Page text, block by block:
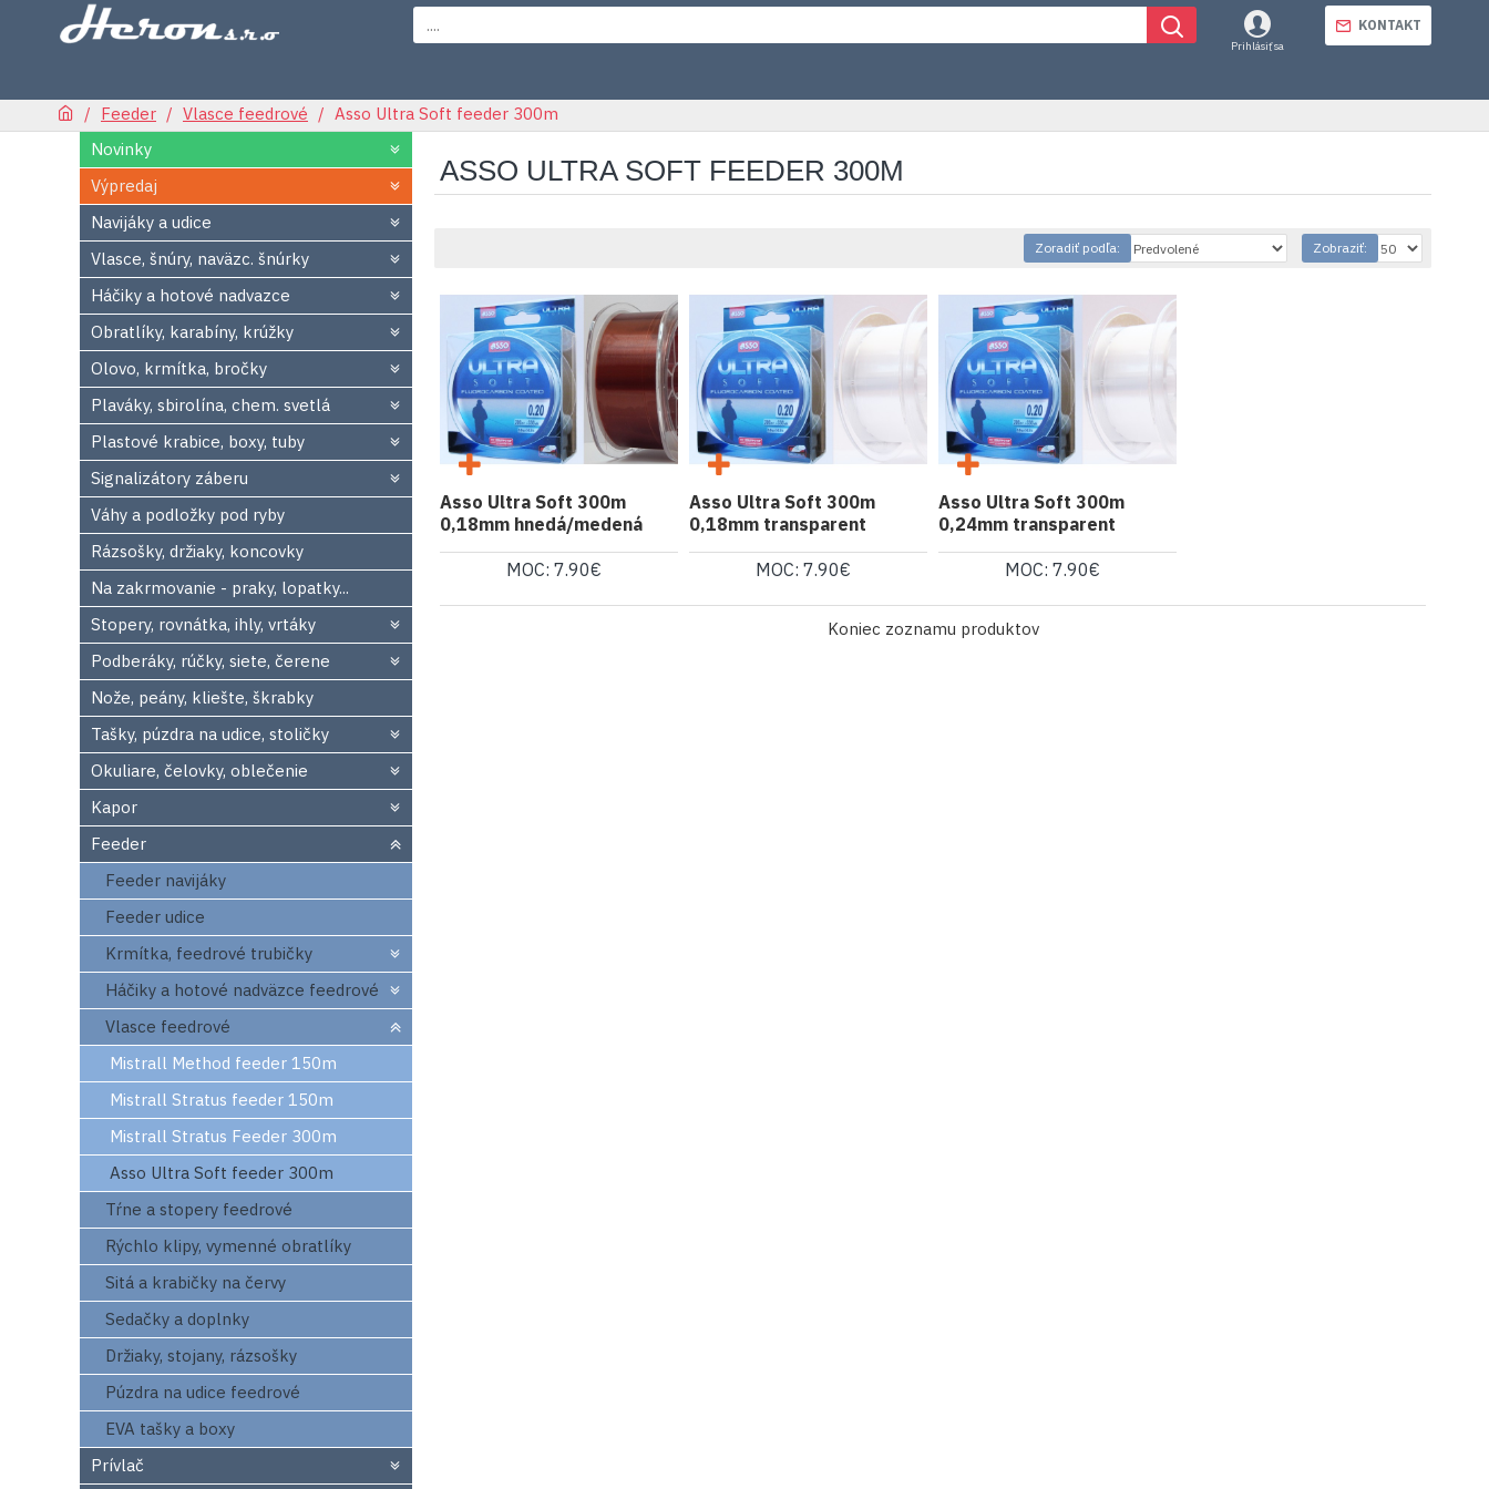
Prihlásiť sa
KONTAKT
Feeder Vlasce feedrové
Asso Ultra Soft feeder 300m
Novinky
Výpredaj
Navijáky a udice
Vlasce, šnúry, naväzc. šnúrky
Háčiky a hotové nadvazce
Obratlíky, karabíny, krúžky
Olovo, krmítka, bročky
Plaváky, sbirolína, chem. svetlá
Plastové krabice, boxy, tuby
Signalizátory záberu
Váhy a podložky pod ryby
Rázsošky, držiaky, koncovky
Na zakrmovanie - praky, lopatky...
Stopery, rovnátka, ihly, vrtáky
Podberáky, rúčky, siete, čerene
Nože, peány, kliešte, škrabky
Tašky, púzdra na udice, stoličky
Okuliare, čelovky, oblečenie
Kapor
Feeder
Feeder navijáky
Feeder udice
Krmítka, feedrové trubičky
Háčiky a hotové nadväzce feedrové
Vlasce feedrové
Mistrall Method feeder 150m
Mistrall Stratus feeder 150m
Mistrall Stratus Feeder 300m
Asso Ultra Soft feeder 300m
Tŕne a stopery feedrové
Rýchlo klipy, vymenné obratlíky
Sitá a krabičky na červy
Sedačky a doplnky
Držiaky, stojany, rázsošky
Púzdra na udice feedrové
EVA tašky a boxy
Prívlač
ASSO ULTRA SOFT FEEDER 300M
Zoradiť podľa: Zobraziť:
Asso Ultra Soft 300m
0,18mm hnedá/medená
MOC: 7.90€
Asso Ultra Soft 300m
0,18mm transparent
MOC: 7.90€
Asso Ultra Soft 300m
0,24mm transparent
MOC: 7.90€
Koniec zoznamu produktov